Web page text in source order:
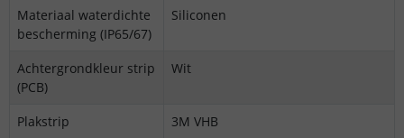
Materiaal waterdichte
bescherming (IP65/67)
Siliconen
Achtergrondkleur strip
(PCB)
Wit
Plakstrip
3M VHB